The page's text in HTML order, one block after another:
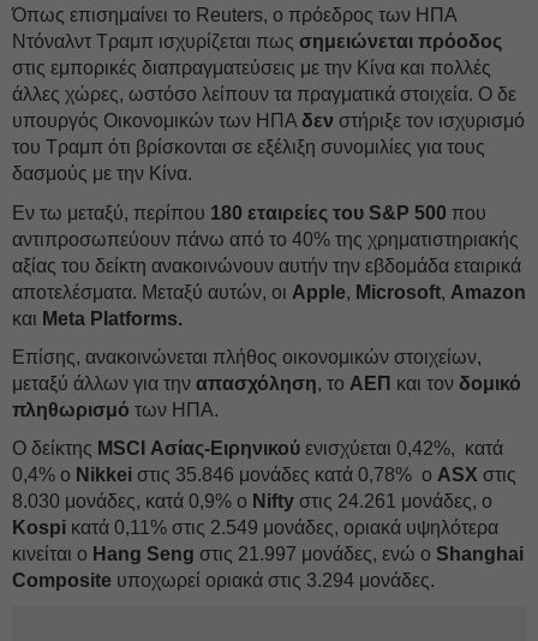
Όπως επισημαίνει το Reuters, ο πρόεδρος των ΗΠΑ
Ντόναλντ Τραμπ ισχυρίζεται πως σημειώνεται πρόοδος
στις εμπορικές διαπραγματεύσεις με την Κίνα και πολλές
άλλες χώρες, ωστόσο λείπουν τα πραγματικά στοιχεία. Ο δε
υπουργός Οικονομικών των ΗΠΑ δεν στήριξε τον ισχυρισμό
του Τραμπ ότι βρίσκονται σε εξέλιξη συνομιλίες για τους
δασμούς με την Κίνα.
Εν τω μεταξύ, περίπου 180 εταιρείες του S&P 500 που
αντιπροσωπεύουν πάνω από το 40% της χρηματιστηριακής
αξίας του δείκτη ανακοινώνουν αυτήν την εβδομάδα εταιρικά
αποτελέσματα. Μεταξύ αυτών, οι Apple, Microsoft, Amazon
και Meta Platforms.
Επίσης, ανακοινώνεται πλήθος οικονομικών στοιχείων,
μεταξύ άλλων για την απασχόληση, το ΑΕΠ και τον δομικό
πληθωρισμό των ΗΠΑ.
Ο δείκτης MSCI Ασίας-Ειρηνικού ενισχύεται 0,42%, κατά
0,4% ο Nikkei στις 35.846 μονάδες κατά 0,78% ο ASX στις
8.030 μονάδες, κατά 0,9% ο Nifty στις 24.261 μονάδες, ο
Kospi κατά 0,11% στις 2.549 μονάδες, οριακά υψηλότερα
κινείται ο Hang Seng στις 21.997 μονάδες, ενώ ο Shanghai
Composite υποχωρεί οριακά στις 3.294 μονάδες.